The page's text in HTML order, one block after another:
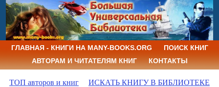
ГЛАВНАЯ - КНИГИ НА MANY-BOOKS.ORG
ПОИСК КНИГ
АВТОРАМ И ЧИТАТЕЛЯМ КНИГ
КОНТАКТЫ
ТОП авторов и книг ИСКАТЬ КНИГУ В БИБЛИОТЕКЕ